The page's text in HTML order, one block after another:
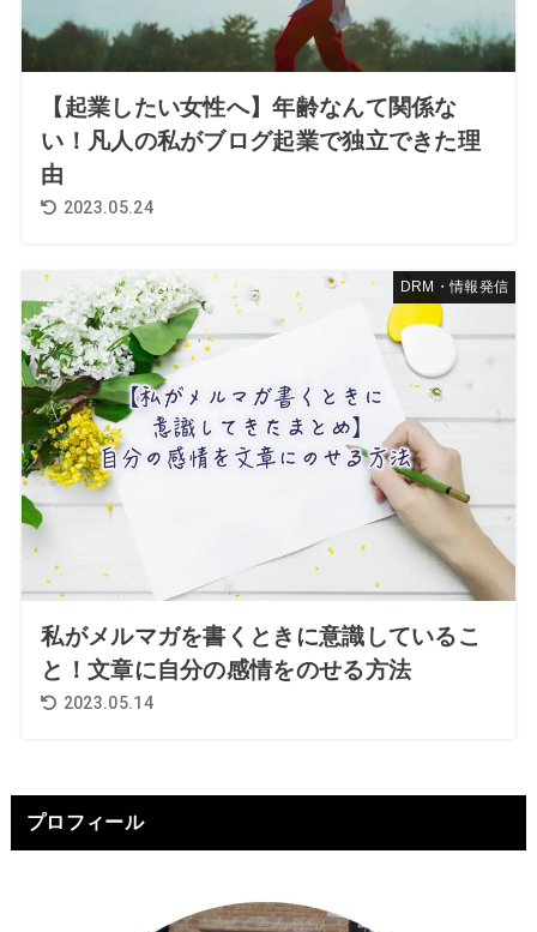
【起業したい女性へ】年齢なんて関係な
い！凡人の私がブログ起業で独立できた理
由
2023.05.24
DRM・情報発信
私がメルマガを書くときに意識しているこ
と！文章に自分の感情をのせる方法
2023.05.14
プロフィール